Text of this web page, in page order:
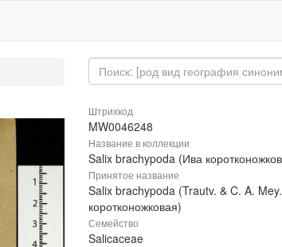
Штрихкод
MW0046248
Название в коллекции
Salix brachypoda (Ива
Принятое название
Salix brachypoda (Trautv. & C. A.
коротконожковая)
Семейство
Salicaceae